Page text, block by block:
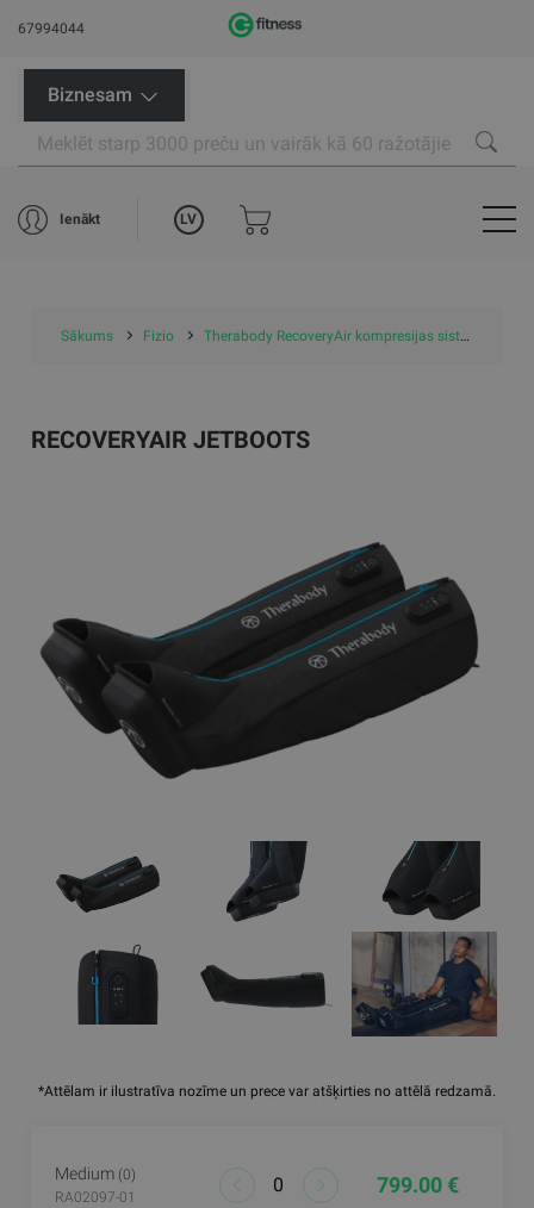
67994044
Biznesam
Ienākt LV
Sākums Fizio Therabody RecoveryAir kompresijas sistēmas
*Attēlam ir ilustratīva nozīme un prece var atšķirties no attēlā redzamā.
RECOVERYAIR JETBOOTS
Medium (0)
RA02097-01
799.00 €